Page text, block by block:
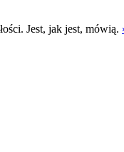
Jest, jak jest, mówią.